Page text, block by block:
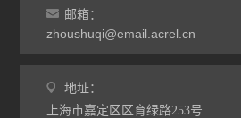
邮箱：
zhoushuqi@email.acrel.cn
地址：
上海市嘉定区区育绿路253号